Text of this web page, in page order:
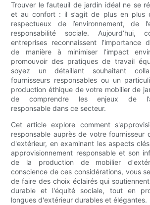
Trouver le fauteuil de jardin idéal ne se
et au confort : il s’agit de plus en plus
respectueux de l’environnement, de
responsabilité sociale. Aujourd’hui,
entreprises reconnaissent l’importance
de manière à minimiser l’impact
promouvoir des pratiques de travail
soyez un détaillant souhaitant
fournisseurs responsables ou un
production éthique de votre mobilier de
de comprendre les enjeux de
responsable dans ce secteur.
Cet article explore comment
responsable auprès de votre fournisseur
d'extérieur, en examinant les aspects
approvisionnement responsable et son
de la production de mobilier
conscience de ces considérations, vous
de faire des choix éclairés qui
durable et l'équité sociale, tout en
longues d'extérieur durables et élégantes.